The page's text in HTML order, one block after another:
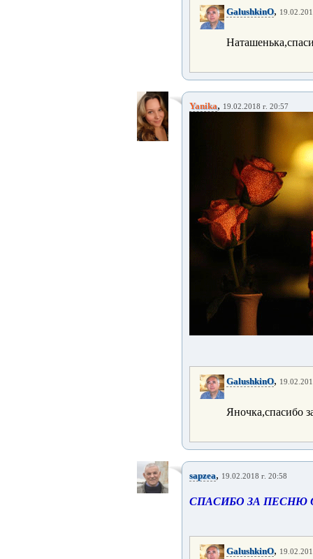
GalushkinO,
Yanika, 19.02.2018 г. 20:57
GalushkinO,
Яночка,спасибо
sapzea, 19.02.2018 г. 20:58
СПАСИБО ЗА ПЕСНЮ
GalushkinO,